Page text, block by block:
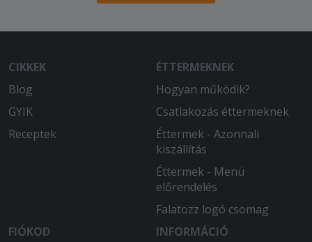
CIKKEK
Blog
GYIK
Receptek
ÉTTERMEKNEK
Hogyan működik?
Csatlakozás éttermeknek
Éttermek - Azonnali
kiszállítás
Éttermek - Menü
előrendelés
Falatozz logó csomag
FIÓKOD
INFORMÁCIÓ